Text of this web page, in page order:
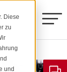
Diese
zu
und